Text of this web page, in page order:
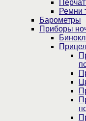
Ремни
Барометры
Приборы